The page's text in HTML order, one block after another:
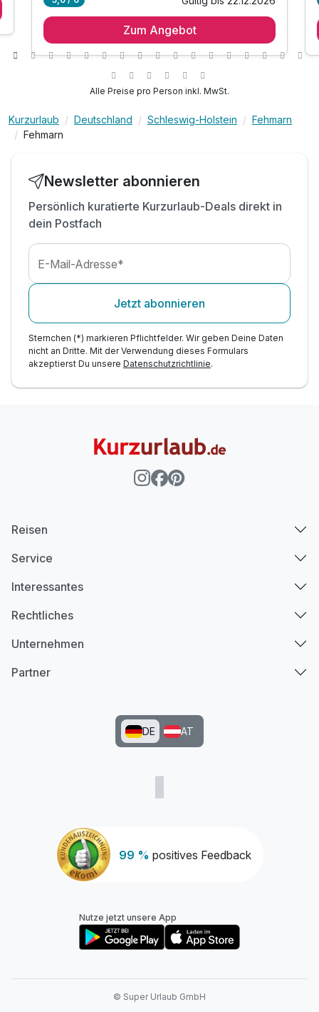
inkl. tägl. 2h Eintritt in Erlebnisbad FehMare**
inkl. Ruheraum mit knisterndem Kamin**
inkl. Strom & Wasser
inkl. Endreinigung
inkl. Nutzung W-Lan
Zum Angebot
Alle Preise pro Person inkl. MwSt.
Kurzurlaub Deutschland Schleswig-Holstein
Fehmarn
Fehmarn
Newsletter abonnieren
Persönlich kuratierte Kurzurlaub-Deals direkt in
dein Postfach
E-Mail-Adresse*
Jetzt abonnieren
Sternchen (*) markieren Pflichtfelder. Wir geben Deine Daten
nicht an Dritte. Mit der Verwendung dieses Formulars
akzeptierst Du unsere Datenschutzrichtlinie.
99 % positives Feedback
Reisen
Service
Interessantes
Rechtliches
Unternehmen
Partner
DE AT
Nutze jetzt unsere App
© Super Urlaub GmbH